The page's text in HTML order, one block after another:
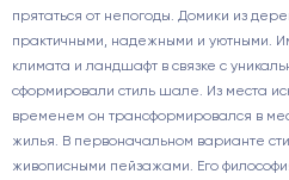
прятаться от непогоды. Домики из
практичными, надежными и уютными.
климата и ландшафт в связке с
сформировали стиль шале. Из места
временем он трансформировался в
жилья. В первоначальном варианте
живописными пейзажами. Его